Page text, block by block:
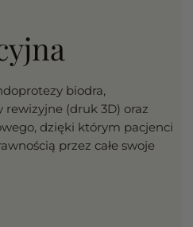
biodra,
(druk 3D) oraz
dzięki którym pacjenci
przez całe swoje